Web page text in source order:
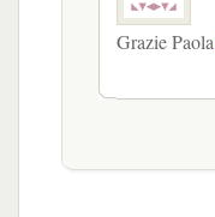
Grazie Paola